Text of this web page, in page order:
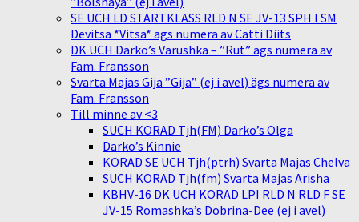
SE UCH LD STARTKLASS RLD N SE JV-13 SPH I SM
Devitsa *Vitsa* ägs numera av Catti Diits
DK UCH Darko’s Varushka – ”Rut” ägs numera av
Fam. Fransson
Svarta Majas Gija ”Gija” (ej i avel) ägs numera av
Fam. Fransson
Till minne av <3
SUCH KORAD Tjh(FM) Darko’s Olga
Darko’s Kinnie
KORAD SE UCH Tjh(ptrh) Svarta Majas Chelva
SUCH KORAD Tjh(fm) Svarta Majas Arisha
KBHV-16 DK UCH KORAD LPI RLD N RLD F SE
JV-15 Romashka’s Dobrina-Dee (ej i avel)